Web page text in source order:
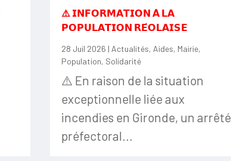
⚠️ 𝗜𝗡𝗙𝗢𝗥𝗠𝗔𝗧𝗜𝗢𝗡 𝗔̀ 𝗟𝗔
𝗣𝗢𝗣𝗨𝗟𝗔𝗧𝗜𝗢𝗡 𝗥𝗘́𝗢𝗟𝗔𝗜𝗦𝗘
28 Juil 2026 | Actualités, Aides, Mairie,
Population, Solidarité
⚠️ En raison de la situation
exceptionnelle liée aux
incendies en Gironde, un arrêté
préfectoral...